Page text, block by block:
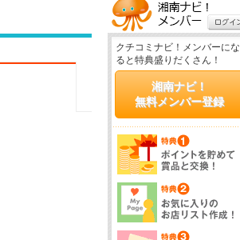
クチコミナビ！メンバーにな
ると特典盛りだくさん！
湘南ナビ！
無料メンバー登録